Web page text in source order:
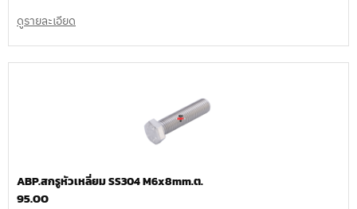
ดูรายละเอียด
ABP.สกรูหัวเหลี่ยม SS304 M6x8mm.ต.
95.00